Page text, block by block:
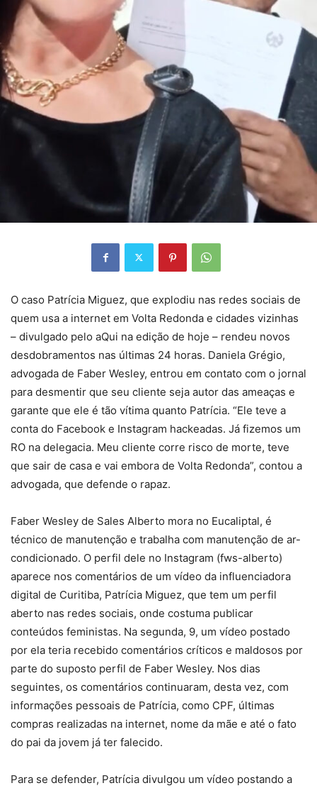
O caso Patrícia Miguez, que explodiu nas redes sociais de
quem usa a internet em Volta Redonda e cidades vizinhas
– divulgado pelo aQui na edição de hoje – rendeu novos
desdobramentos nas últimas 24 horas. Daniela Grégio,
advogada de Faber Wesley, entrou em contato com o jornal
para desmentir que seu cliente seja autor das ameaças e
garante que ele é tão vítima quanto Patrícia. “Ele teve a
conta do Facebook e Instagram hackeadas. Já fizemos um
RO na delegacia. Meu cliente corre risco de morte, teve
que sair de casa e vai embora de Volta Redonda”, contou a
advogada, que defende o rapaz.
Faber Wesley de Sales Alberto mora no Eucaliptal, é
técnico de manutenção e trabalha com manutenção de ar-
condicionado. O perfil dele no Instagram (fws-alberto)
aparece nos comentários de um vídeo da influenciadora
digital de Curitiba, Patrícia Miguez, que tem um perfil
aberto nas redes sociais, onde costuma publicar
conteúdos feministas. Na segunda, 9, um vídeo postado
por ela teria recebido comentários críticos e maldosos por
parte do suposto perfil de Faber Wesley. Nos dias
seguintes, os comentários continuaram, desta vez, com
informações pessoais de Patrícia, como CPF, últimas
compras realizadas na internet, nome da mãe e até o fato
do pai da jovem já ter falecido.
Para se defender, Patrícia divulgou um vídeo postando a